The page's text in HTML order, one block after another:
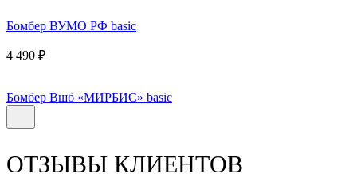
Бомбер ВУМО РФ basic
4 490 ₽
Бомбер Вшб «МИРБИС» basic
ОТЗЫВЫ КЛИЕНТОВ